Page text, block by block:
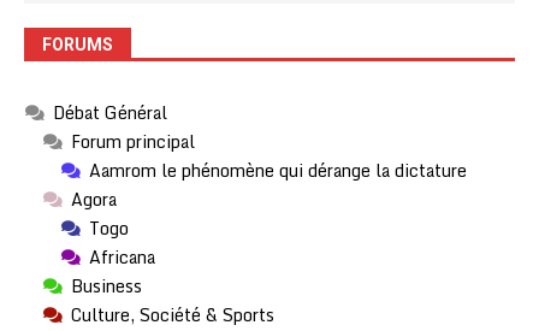
FORUMS
Débat Général
Forum principal
Aamrom le phénomène qui dérange la dictature
Agora
Togo
Africana
Business
Culture, Société & Sports